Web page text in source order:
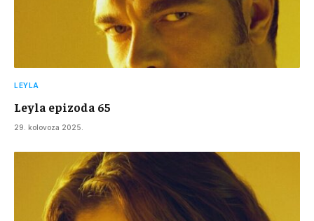
LEYLA
Leyla epizoda 65
29. kolovoza 2025.